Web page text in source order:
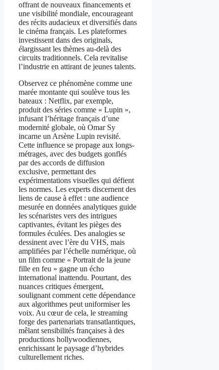
offrant de nouveaux financements et
une visibilité mondiale, encourageant
des récits audacieux et diversifiés dans
le cinéma français. Les plateformes
investissent dans des originals,
élargissant les thèmes au-delà des
circuits traditionnels. Cela revitalise
l’industrie en attirant de jeunes talents.
Observez ce phénomène comme une
marée montante qui soulève tous les
bateaux : Netflix, par exemple,
produit des séries comme « Lupin »,
infusant l’héritage français d’une
modernité globale, où Omar Sy
incarne un Arsène Lupin revisité.
Cette influence se propage aux longs-
métrages, avec des budgets gonflés
par des accords de diffusion
exclusive, permettant des
expérimentations visuelles qui défient
les normes. Les experts discernent des
liens de cause à effet : une audience
mesurée en données analytiques guide
les scénaristes vers des intrigues
captivantes, évitant les pièges des
formules éculées. Des analogies se
dessinent avec l’ère du VHS, mais
amplifiées par l’échelle numérique, où
un film comme « Portrait de la jeune
fille en feu » gagne un écho
international inattendu. Pourtant, des
nuances critiques émergent,
soulignant comment cette dépendance
aux algorithmes peut uniformiser les
voix. Au cœur de cela, le streaming
forge des partenariats transatlantiques,
mêlant sensibilités françaises à des
productions hollywoodiennes,
enrichissant le paysage d’hybrides
culturellement riches.